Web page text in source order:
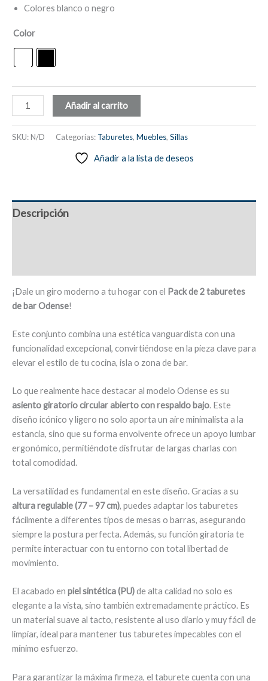
Colores blanco o negro
Color
Pack
2
sintética,
asiento
Odense
cantidad
Añadir al carrito
SKU:N/D Categorías: Taburetes, Muebles, Sillas
Añadir a la lista de deseos
Descripción
¡Dale un giro moderno a tu hogar con el Pack de 2 taburetes
de bar Odense!
Este conjunto combina una estética vanguardista con una
funcionalidad excepcional, convirtiéndose en la pieza clave para
elevar el estilo de tu cocina, isla o zona de bar.
Lo que realmente hace destacar al modelo Odense es su
asiento giratorio circular abierto con respaldo bajo. Este
diseño icónico y ligero no solo aporta un aire minimalista a la
estancia, sino que su forma envolvente ofrece un apoyo lumbar
ergonómico, permitiéndote disfrutar de largas charlas con
total comodidad.
La versatilidad es fundamental en este diseño. Gracias a su
altura regulable (77 – 97 cm), puedes adaptar los taburetes
fácilmente a diferentes tipos de mesas o barras, asegurando
siempre la postura perfecta. Además, su función giratoria te
permite interactuar con tu entorno con total libertad de
movimiento.
El acabado en piel sintética (PU)de alta calidad no solo es
elegante a la vista, sino también extremadamente práctico. Es
un material suave al tacto, resistente al uso diario y muy fácil de
limpiar, ideal para mantener tus taburetes impecables con el
mínimo esfuerzo.
Para garantizar la máxima firmeza, el taburete cuenta con una